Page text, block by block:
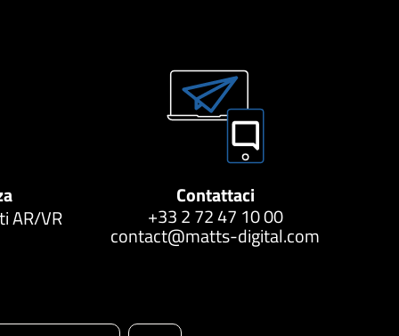
AR/VR
Contattaci
+33 2 72 47 10 00
contact@matts-digital.com